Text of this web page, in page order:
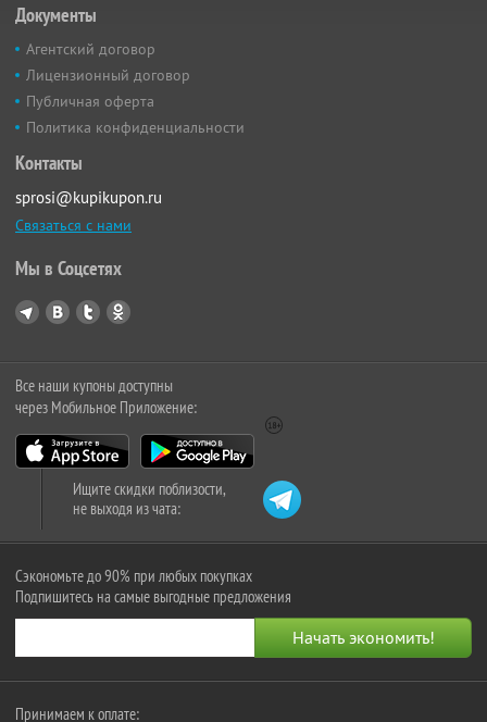
Документы
Агентский договор
Лицензионный договор
Публичная оферта
Политика конфиденциальности
Контакты
sprosi@kupikupon.ru
Связаться с нами
Мы в Соцсетях
Все наши купоны доступны
через Мобильное Приложение:
Ищите скидки поблизости,
не выходя из чата:
Сэкономьте до 90% при любых покупках
Подпишитесь на самые выгодные предложения
Принимаем к оплате: